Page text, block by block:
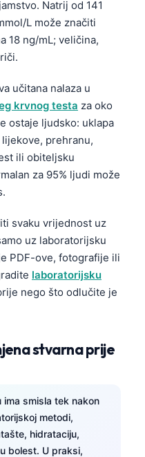
Natrij od 141
L može značiti
18 ng/mL; veličina,
učitana nalaza u
krvnog testa za oko
ostaje ljudsko: uklapa
prehranu,
ili obiteljsku
za 95% ljudi može
svaku vrijednost uz
uz laboratorijsku
PDF-ove, fotografije ili
laboratorijsku
nego što odlučite je
stvarna prije
ima smisla tek nakon
metodi,
hidrataciju,
bolest. U praksi,